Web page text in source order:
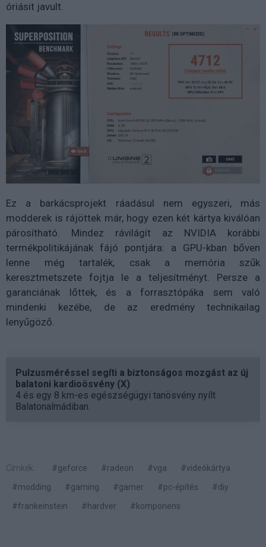
óriásit javult.
Ez a barkácsprojekt ráadásul nem egyszeri, más
modderek is rájöttek már, hogy ezen két kártya kiválóan
párosítható. Mindez rávilágít az NVIDIA korábbi
termékpolitikájának fájó pontjára: a GPU-kban bőven
lenne még tartalék, csak a memória szűk
keresztmetszete fojtja le a teljesítményt. Persze a
garanciának lőttek, és a forrasztópáka sem való
mindenki kezébe, de az eredmény technikailag
lenyűgöző.
Pulzusméréssel segíti a biztonságos mozgást az új
balatoni kardioösvény (X)
4 és egy 8 km-es egészségügyi tanösvény nyílt
Balatonalmádiban.
Címkék: #geforce #radeon #vga
#videókártya
#modding
#gaming #gamer #pc-építés
#diy
#frankeinstein
#hardver #komponens